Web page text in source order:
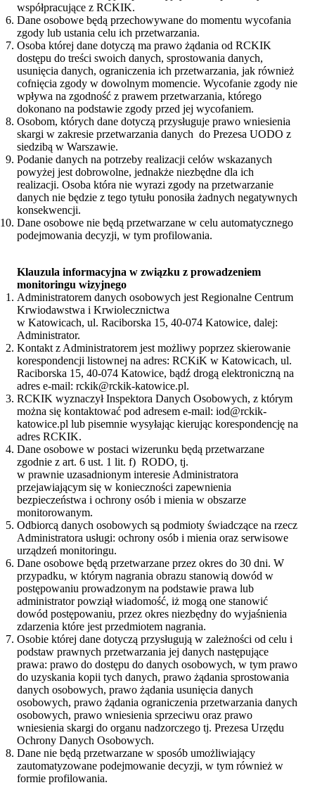
współpracujące z RCKIK.
Dane osobowe będą przechowywane do momentu wycofania
zgody lub ustania celu ich przetwarzania.
Osoba której dane dotyczą ma prawo żądania od RCKIK
dostępu do treści swoich danych, sprostowania danych,
usunięcia danych, ograniczenia ich przetwarzania, jak również
cofnięcia zgody w dowolnym momencie. Wycofanie zgody nie
wpływa na zgodność z prawem przetwarzania, którego
dokonano na podstawie zgody przed jej wycofaniem.
Osobom, których dane dotyczą przysługuje prawo wniesienia
skargi w zakresie przetwarzania danych do Prezesa UODO z
siedzibą w Warszawie.
Podanie danych na potrzeby realizacji celów wskazanych
powyżej jest dobrowolne, jednakże niezbędne dla ich
realizacji. Osoba która nie wyrazi zgody na przetwarzanie
danych nie będzie z tego tytułu ponosiła żadnych negatywnych
konsekwencji.
Dane osobowe nie będą przetwarzane w celu automatycznego
podejmowania decyzji, w tym profilowania.
Klauzula informacyjna w związku z prowadzeniem
monitoringu wizyjnego
Administratorem danych osobowych jest Regionalne Centrum
Krwiodawstwa i Krwiolecznictwa
w Katowicach, ul. Raciborska 15, 40-074 Katowice, dalej:
Administrator.
Kontakt z Administratorem jest możliwy poprzez skierowanie
korespondencji listownej na adres: RCKiK w Katowicach, ul.
Raciborska 15, 40-074 Katowice, bądź drogą elektroniczną na
adres e-mail: rckik@rckik-katowice.pl.
RCKIK wyznaczył Inspektora Danych Osobowych, z którym
można się kontaktować pod adresem e-mail: iod@rckik-
katowice.pl lub pisemnie wysyłając kierując korespondencję na
adres RCKIK.
Dane osobowe w postaci wizerunku będą przetwarzane
zgodnie z art. 6 ust. 1 lit. f) RODO, tj.
w prawnie uzasadnionym interesie Administratora
przejawiającym się w konieczności zapewnienia
bezpieczeństwa i ochrony osób i mienia w obszarze
monitorowanym.
Odbiorcą danych osobowych są podmioty świadczące na rzecz
Administratora usługi: ochrony osób i mienia oraz serwisowe
urządzeń monitoringu.
Dane osobowe będą przetwarzane przez okres do 30 dni. W
przypadku, w którym nagrania obrazu stanowią dowód w
postępowaniu prowadzonym na podstawie prawa lub
administrator powziął wiadomość, iż mogą one stanowić
dowód postępowaniu, przez okres niezbędny do wyjaśnienia
zdarzenia które jest przedmiotem nagrania.
Osobie której dane dotyczą przysługują w zależności od celu i
podstaw prawnych przetwarzania jej danych następujące
prawa: prawo do dostępu do danych osobowych, w tym prawo
do uzyskania kopii tych danych, prawo żądania sprostowania
danych osobowych, prawo żądania usunięcia danych
osobowych, prawo żądania ograniczenia przetwarzania danych
osobowych, prawo wniesienia sprzeciwu oraz prawo
wniesienia skargi do organu nadzorczego tj. Prezesa Urzędu
Ochrony Danych Osobowych.
Dane nie będą przetwarzane w sposób umożliwiający
zautomatyzowane podejmowanie decyzji, w tym również w
formie profilowania.